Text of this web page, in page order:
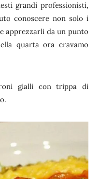
grandi professionisti,
conoscere non solo i
apprezzarli da un punto
quarta ora eravamo
gialli con trippa di